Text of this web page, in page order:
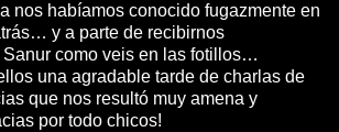
nos habíamos conocido fugazmente en
y a parte de recibirnos
Sanur como veis en las fotillos…
una agradable tarde de charlas de
que nos resultó muy amena y
por todo chicos!